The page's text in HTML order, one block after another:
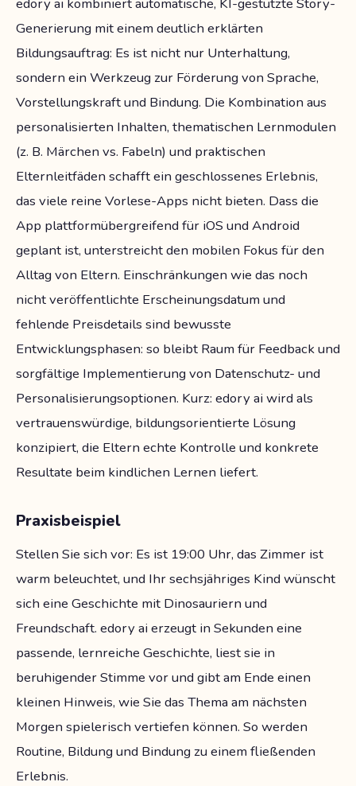
Generierung mit einem deutlich erklärten
Bildungsauftrag: Es ist nicht nur Unterhaltung,
sondern ein Werkzeug zur Förderung von Sprache,
Vorstellungskraft und Bindung. Die Kombination aus
personalisierten Inhalten, thematischen Lernmodulen
(z. B. Märchen vs. Fabeln) und praktischen
Elternleitfäden schafft ein geschlossenes Erlebnis,
das viele reine Vorlese-Apps nicht bieten. Dass die
App plattformübergreifend für iOS und Android
geplant ist, unterstreicht den mobilen Fokus für den
Alltag von Eltern. Einschränkungen wie das noch
nicht veröffentlichte Erscheinungsdatum und
fehlende Preisdetails sind bewusste
Entwicklungsphasen: so bleibt Raum für Feedback und
sorgfältige Implementierung von Datenschutz- und
Personalisierungsoptionen. Kurz: edory ai wird als
vertrauenswürdige, bildungsorientierte Lösung
konzipiert, die Eltern echte Kontrolle und konkrete
Resultate beim kindlichen Lernen liefert.
Praxisbeispiel
Stellen Sie sich vor: Es ist 19:00 Uhr, das Zimmer ist
warm beleuchtet, und Ihr sechsjähriges Kind wünscht
sich eine Geschichte mit Dinosauriern und
Freundschaft. edory ai erzeugt in Sekunden eine
passende, lernreiche Geschichte, liest sie in
beruhigender Stimme vor und gibt am Ende einen
kleinen Hinweis, wie Sie das Thema am nächsten
Morgen spielerisch vertiefen können. So werden
Routine, Bildung und Bindung zu einem fließenden
Erlebnis.